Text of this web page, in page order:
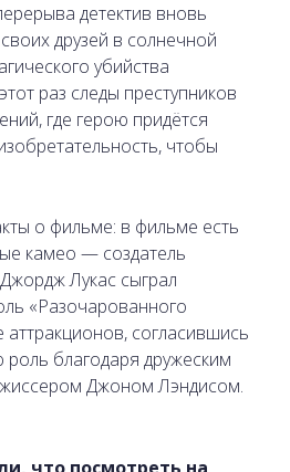
детектив вновь
друзей в солнечной
убийства
раз следы преступников
где герою придётся
чтобы
о фильме: в фильме есть
камео — создатель
Лукас сыграл
«Разочарованного
согласившись
роль благодаря дружеским
Джоном Лэндисом.